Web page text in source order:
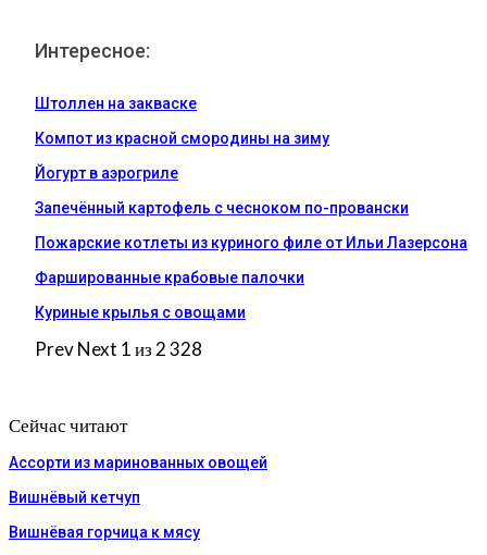
Интересное:
Штоллен на закваске
Компот из красной смородины на зиму
Йогурт в аэрогриле
Запечённый картофель с чесноком по-провански
Пожарские котлеты из куриного филе от Ильи Лазерсона
Фаршированные крабовые палочки
Куриные крылья с овощами
PrevNext 1 из 2 328
Сейчас читают
Ассорти из маринованных овощей
Вишнёвый кетчуп
Вишнёвая горчица к мясу